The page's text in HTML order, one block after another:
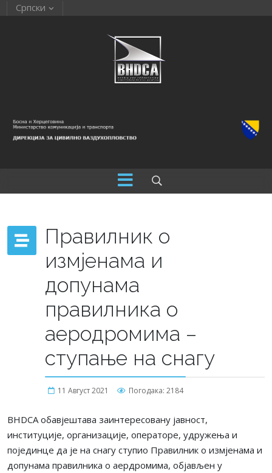
Српски
Правилник о
измјенама и
допунама
правилника о
аерoдромима –
ступање на снагу
11 Август 2021 Погодака: 2184
BHDCA обавјештава заинтересовану јавност,
институције, организације, операторе, удружења и
појединце да је на снагу ступио Правилник о измјенама и
допунама правилника о аердромима, објављен у